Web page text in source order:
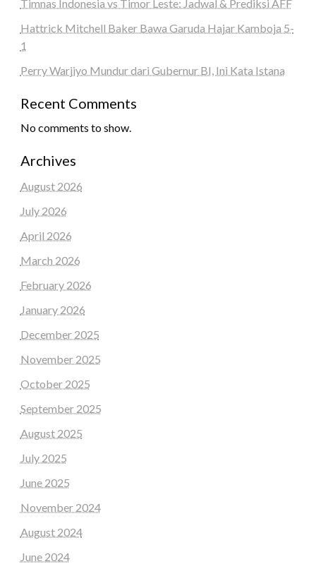
Timnas Indonesia vs Timor Leste: Jadwal & Prediksi AFF
Hattrick Mitchell Baker Bawa Garuda Hajar Kamboja 5-
1
Perry Warjiyo Mundur dari Gubernur BI, Ini Kata Istana
Recent Comments
No comments to show.
Archives
August 2026
July 2026
April 2026
March 2026
February 2026
January 2026
December 2025
November 2025
October 2025
September 2025
August 2025
July 2025
June 2025
November 2024
August 2024
June 2024